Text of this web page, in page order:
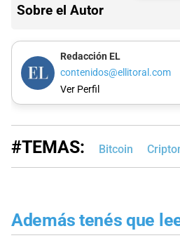
Sobre el Autor
Redacción EL
contenidos@ellitoral.com
Ver Perfil
#TEMAS: Bitcoin
Además tenés que